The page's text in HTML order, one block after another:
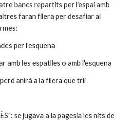
bancs repartits per l'espai amb
faran filera per desafiar al
per l'esquena
amb les espatlles o amb l'esquena
anirà a la filera que trii
se jugava a la pagesia les nits de